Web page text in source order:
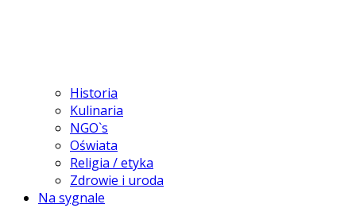
Historia
Kulinaria
NGO`s
Oświata
Religia / etyka
Zdrowie i uroda
Na sygnale